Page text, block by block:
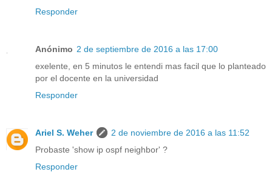
Responder
Anónimo 2 de septiembre de 2016 a las 17:00
exelente, en 5 minutos le entendi mas facil que lo planteado
por el docente en la universidad
Responder
Ariel S. Weher
2 de noviembre de 2016 a las 11:52
Probaste 'show ip ospf neighbor' ?
Responder